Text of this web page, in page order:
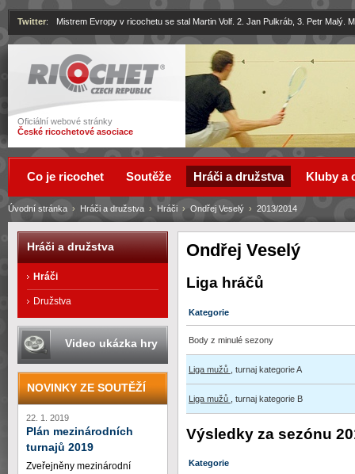
Ricochet
Oficiální webové stránky
České ricochetové asociace
Twitter: Mistrem Evropy v ricochetu se stal Martin Volf. 2. Jan Pulkráb, 3. Petr Malý.
Ondřej Veselý
Liga hráčů
Kategorie
Body z minulé sezony
Liga mužů , turnaj kategorie A
Liga mužů , turnaj kategorie B
Výsledky za sezónu
Kategorie
Úvodní stránka › Hráči a družstva › Hráči › Ondřej Veselý › 2013/2014
Co je ricochet Soutěže Hráči a družstva Kluby a
Hráči a družstva
Hráči
Družstva
Video ukázka hry
NOVINKY ZE SOUTĚŽÍ
22. 1. 2019
Plán mezinárodních
turnajů 2019
Zveřejněny mezinárodní